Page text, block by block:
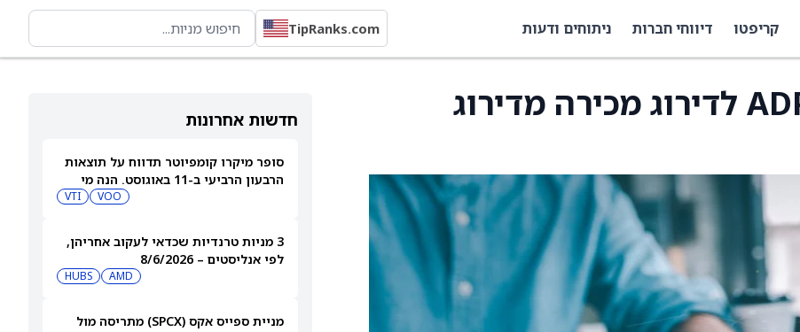
קריפטו דיווחי חברות ניתוחים ודעות TipRanks.com
חדשות אחרונות
סופר מיקרו קומפיוטר תדווח על תוצאות
הרבעון הרביעי ב-11 באוגוסט. הנה מי
VOO
VTI
3 מניות טרנדיות שכדאי לעקוב אחריהן,
לפי אנליסטים – 8/6/2026
AMD
HUBS
מניית ספייס אקס (SPCX) מתריסה מול
Jefferies הורידו את ADP לדירוג מכירה מדירוג